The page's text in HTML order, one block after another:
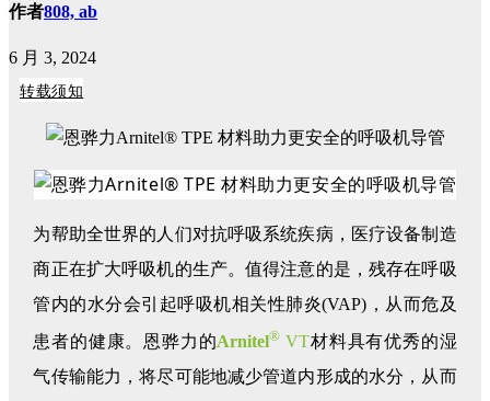
作者808, ab
6 月 3, 2024
转载须知
为帮助全世界的人们对抗呼吸系统疾病，医疗设备制造
商正在扩大呼吸机的生产。值得注意的是，残存在呼吸
管内的水分会引起呼吸机相关性肺炎(VAP)，从而危及
患者的健康。恩骅力的Arnitel® VT材料具有优秀的湿
气传输能力，将尽可能地减少管道内形成的水分，从而